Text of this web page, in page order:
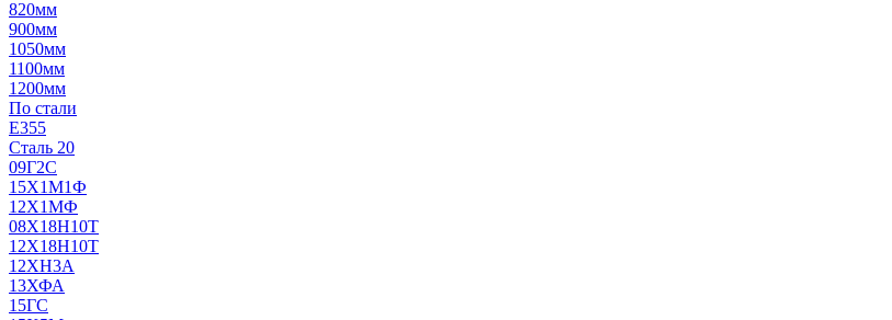
820мм
900мм
1050мм
1100мм
1200мм
По стали
E355
Сталь 20
09Г2С
15Х1М1Ф
12Х1МФ
08Х18Н10Т
12Х18Н10Т
12ХН3А
13ХФА
15ГС